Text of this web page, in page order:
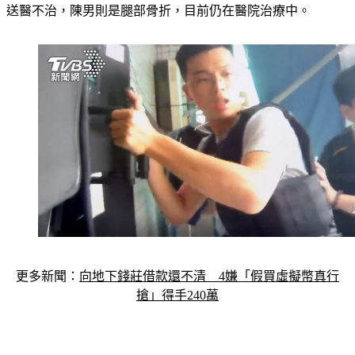
台綁繩垂降逃逸，但不慎重摔在地，潘女當場失去生命跡象，
向地下錢莊借款還不清　4嫌「假買虛擬幣真行